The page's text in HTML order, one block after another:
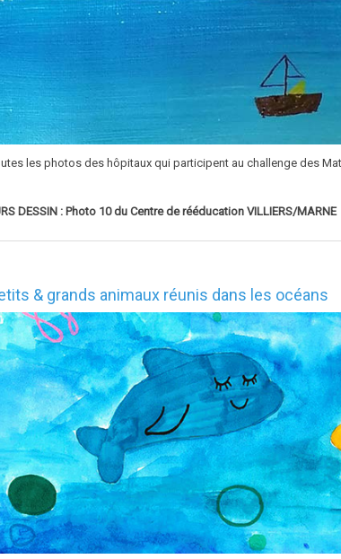
les photos des hôpitaux qui participent au challenge des
DESSIN : Photo 10 du Centre de rééducation VILLIERS/MARNE
& grands animaux réunis dans les océans